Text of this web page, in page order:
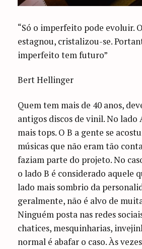
“Só o imperfeito pode evoluir.
estagnou, cristalizou-se.
imperfeito tem futuro”
Bert Hellinger
Quem tem mais de 40 anos,
antigos discos de vinil. No lado
mais tops. O B a gente se
músicas que não eram tão
faziam parte do projeto. No
o lado B é considerado aquele
lado mais sombrio da
geralmente, não é alvo de
Ninguém posta nas redes
chatices, mesquinharias,
normal é abafar o caso. Às